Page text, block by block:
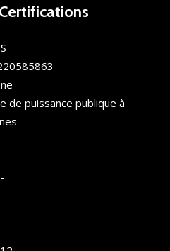
de puissance publique à